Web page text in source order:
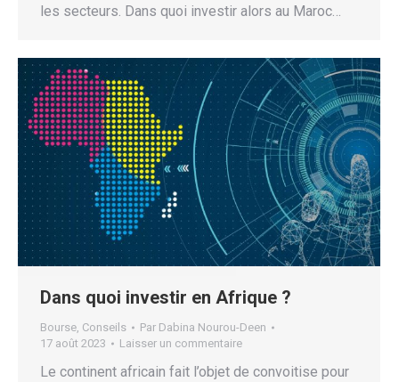
les secteurs. Dans quoi investir alors au Maroc…
Dans quoi investir en Afrique ?
Bourse, Conseils Par Dabina Nourou-Deen
17 août 2023
Laisser un commentaire
Le continent africain fait l’objet de convoitise pour